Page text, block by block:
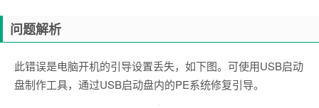
问题解析
此错误是电脑开机的引导设置丢失，如下图。可使用USB启动
盘制作工具，通过USB启动盘内的PE系统修复引导。